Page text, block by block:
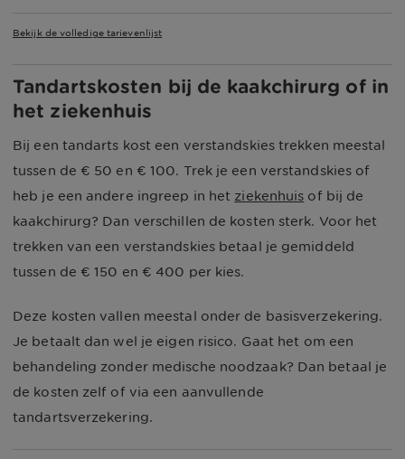
Bekijk de volledige tarievenlijst
Tandartskosten bij de kaakchirurg of in
het ziekenhuis
Bij een tandarts kost een verstandskies trekken meestal
tussen de € 50 en € 100. Trek je een verstandskies of
heb je een andere ingreep in het ziekenhuis of bij de
kaakchirurg? Dan verschillen de kosten sterk. Voor het
trekken van een verstandskies betaal je gemiddeld
tussen de € 150 en € 400 per kies.
Deze kosten vallen meestal onder de basisverzekering.
Je betaalt dan wel je eigen risico. Gaat het om een
behandeling zonder medische noodzaak? Dan betaal je
de kosten zelf of via een aanvullende
tandartsverzekering.